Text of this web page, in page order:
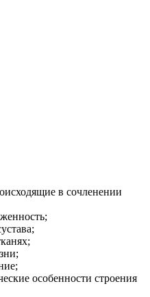
в сочленении
особенности строения